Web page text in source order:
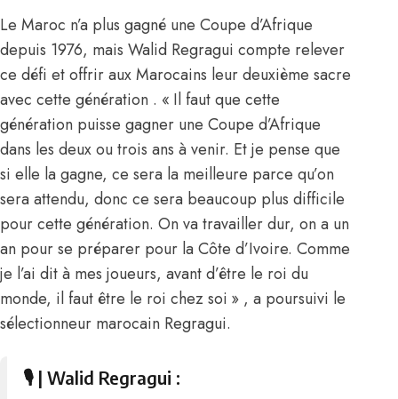
Le Maroc n’a plus gagné une Coupe d’Afrique
depuis 1976, mais Walid Regragui compte relever
ce défi et offrir aux Marocains leur deuxième sacre
avec cette génération . « Il faut que cette
génération puisse gagner une Coupe d’Afrique
dans les deux ou trois ans à venir. Et je pense que
si elle la gagne, ce sera la meilleure parce qu’on
sera attendu, donc ce sera beaucoup plus difficile
pour cette génération. On va travailler dur, on a un
an pour se préparer pour la Côte d’Ivoire. Comme
je l’ai dit à mes joueurs, avant d’être le roi du
monde, il faut être le roi chez soi » , a poursuivi le
sélectionneur marocain Regragui.
🎙 | Walid Regragui :